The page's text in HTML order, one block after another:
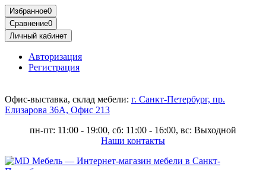
Избранное0
Сравнение0
Личный кабинет
Авторизация
Регистрация
Офис-выставка, склад мебели: г. Санкт-Петербург, пр.
Елизарова 36А, Офис 213
пн-пт: 11:00 - 19:00, сб: 11:00 - 16:00, вс: Выходной
Наши контакты